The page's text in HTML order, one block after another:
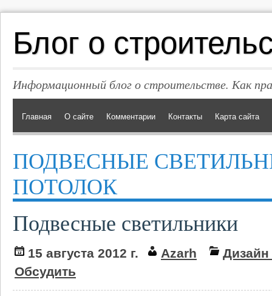
Блог о
Информационный блог о строительстве. Как
Главная О сайте Комментарии Контакты Карта сайта
ПОДВЕСНЫЕ
ПОТОЛОК
Подвесные светильники
15 августа 2012 г. Azarh
Дизайн
Обсудить